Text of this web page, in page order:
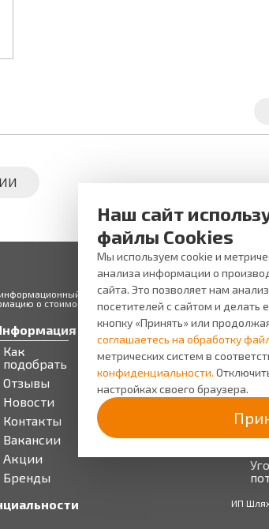
характер и ни при каких условиях не
о стоимости товаров и услуг, пожалуйста,
Как
подобрать
Отзывы
Новости
Контакты
Вакансии
Акции
Бренды
Сервисы
Запись на прием
Бонусная
программа
О
О
ИП
Наш сайт
файлы Cookies
Мы используем cookie и
анализа информации о
сайта. Это позволяет нам
посетителей с сайтом и делать
кнопку «Принять» или
соглашаетесь на обработку
метрических систем в
конфиденциальности.
настройках своего браузера.